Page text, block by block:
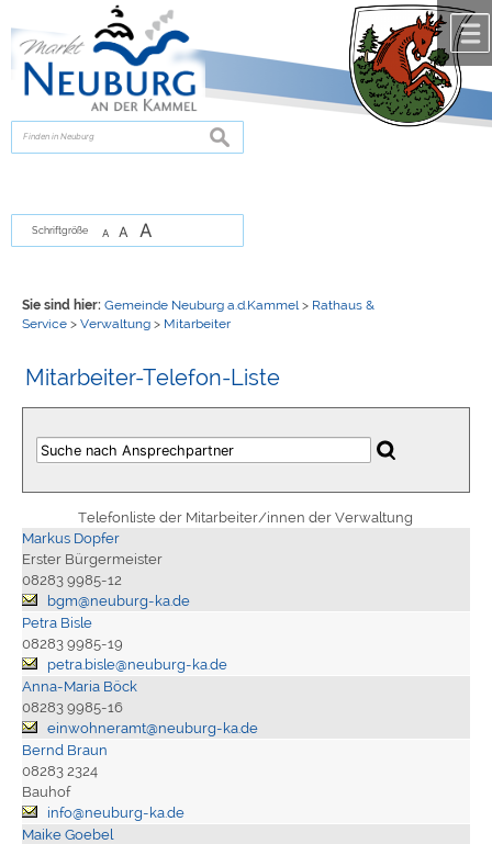
zur Navigationoder
springen.
suchen
Schriftgröße A A A
Sie sind hier: Gemeinde Neuburg a.d.Kammel > Rathaus &
Service> Verwaltung> Mitarbeiter
Mitarbeiter-Telefon-Liste
Telefonliste der Mitarbeiter/innen der Verwaltung
Markus Dopfer
Erster Bürgermeister
08283 9985-12
bgm@neuburg-ka.de
Petra Bisle
08283 9985-19
petra.bisle@neuburg-ka.de
Anna-Maria Böck
08283 9985-16
einwohneramt@neuburg-ka.de
Bernd Braun
08283 2324
Bauhof
info@neuburg-ka.de
Maike Goebel